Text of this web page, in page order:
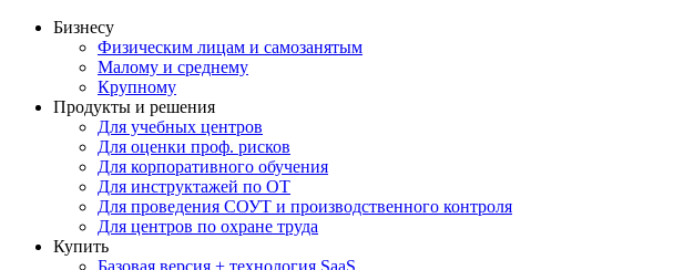
Бизнесу
Физическим лицам и самозанятым
Малому и среднему
Крупному
Продукты и решения
Для учебных центров
Для оценки проф. рисков
Для корпоративного обучения
Для инструктажей по ОТ
Для проведения СОУТ и производственного контроля
Для центров по охране труда
Купить
Базовая версия + технология SaaS